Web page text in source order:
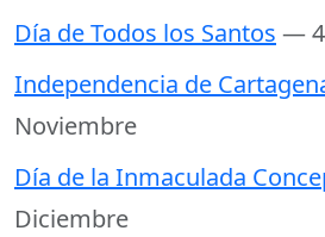
Día de Todos los Santos — 4
Independencia de
Noviembre
Día de la Inmaculada
Diciembre